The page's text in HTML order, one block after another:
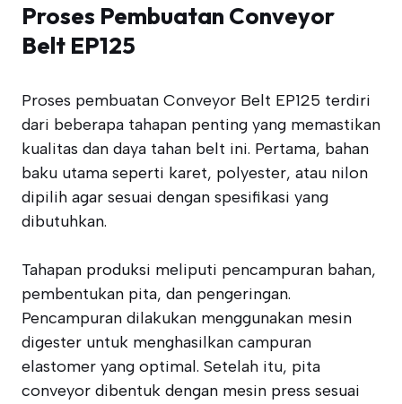
Proses Pembuatan Conveyor
Belt EP125
Proses pembuatan Conveyor Belt EP125 terdiri
dari beberapa tahapan penting yang memastikan
kualitas dan daya tahan belt ini. Pertama, bahan
baku utama seperti karet, polyester, atau nilon
dipilih agar sesuai dengan spesifikasi yang
dibutuhkan.
Tahapan produksi meliputi pencampuran bahan,
pembentukan pita, dan pengeringan.
Pencampuran dilakukan menggunakan mesin
digester untuk menghasilkan campuran
elastomer yang optimal. Setelah itu, pita
conveyor dibentuk dengan mesin press sesuai